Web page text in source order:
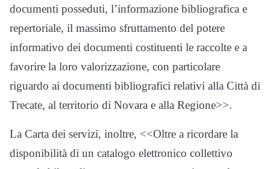
documenti posseduti, l’informazione bibliografica e
repertoriale, il massimo sfruttamento del potere
informativo dei documenti costituenti le raccolte e a
favorire la loro valorizzazione, con particolare
riguardo ai documenti bibliografici relativi alla Città di
Trecate, al territorio di Novara e alla Regione>>.
La Carta dei servizi, inoltre, <<Oltre a ricordare la
disponibilità di un catalogo elettronico collettivo